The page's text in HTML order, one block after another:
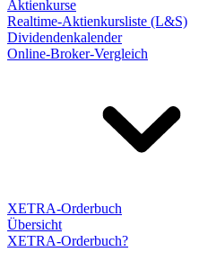
Aktienkurse
Realtime-Aktienkursliste (L&S)
Dividendenkalender
Online-Broker-Vergleich
XETRA-Orderbuch
Übersicht
XETRA-Orderbuch?